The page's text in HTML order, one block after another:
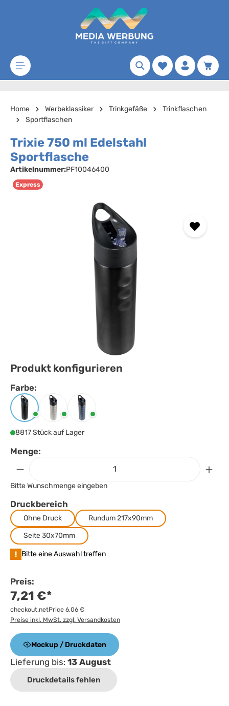
Zum Hauptinhalt springen
Merkzettel
Home Werbeklassiker Trinkgefäße
Trinkflaschen
Sportflaschen
Trixie 750 ml Edelstahl
Sportflasche
Artikelnummer:PF10046400
Express
Bildergalerie überspringen
Produkt konfigurieren
Farbe:
Farbeauswählen
SchwarzSilber Titan
8817 Stück auf Lager
Menge:
Bitte Wunschmenge eingeben
Druckbereich
Ohne Druck
Rundum 217x90mm
Seite 30x70mm
! Bitte eine Auswahl treffen
Preis:
7,21 €*
checkout.netPrice 6,06 €
Preise inkl. MwSt. zzgl. Versandkosten
Mockup / Druckdaten
Lieferung bis: 13 August
Druckdetails fehlen